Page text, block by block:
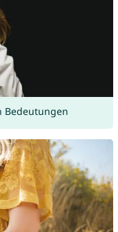
Bedeutungen